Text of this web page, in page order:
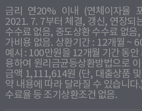
금리 연20% 이내 (연체이자율
2021. 7. 7부터 체결, 갱신, 연장되
수수료 없음, 중도상환 수수료 없음
가비용 없음. 상환기간 : 12개월 ~
예시 : 100만원을 12개월 기간 동
용하여 원리금균등상환방법으로
금액 1,111,614원 (단, 대출상품
약 내용에 따라 달라질 수 있습니
수료율 등 조기상환조건 없음.